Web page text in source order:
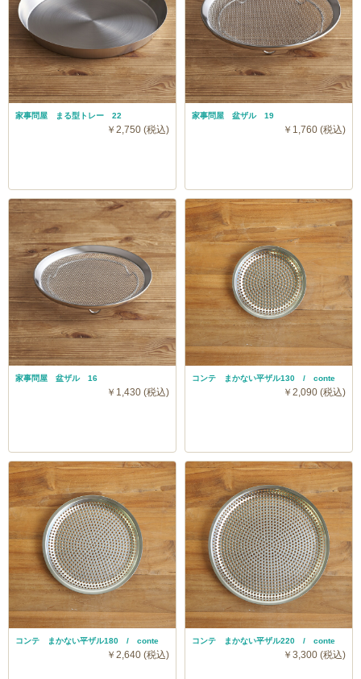
家事問屋 まる型トレー 22
￥2,750 (税込)
家事問屋 盆ザル 19
￥1,760 (税込)
家事問屋 盆ザル 16
￥1,430 (税込)
コンテ まかない平ザル130 / conte
￥2,090 (税込)
コンテ まかない平ザル180 / conte
￥2,640 (税込)
コンテ まかない平ザル220 / conte
￥3,300 (税込)